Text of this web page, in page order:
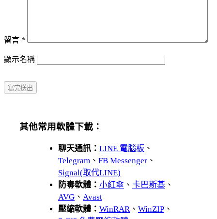
留言 *
顯示名稱
其他常用軟體下載：
聊天通訊： LINE 電腦板 、
Telegram 、 FB Messenger 、
Signal(取代LINE)
防毒軟體： 小紅傘 、 卡巴斯基 、
AVG 、 Avast
壓縮軟體： WinRAR、 WinZIP 、